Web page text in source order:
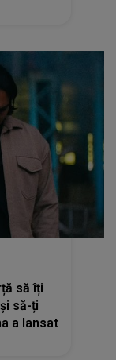
să îți
să-ți
a lansat